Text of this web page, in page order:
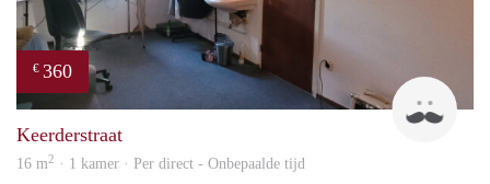
€ 360
Keerderstraat
16 m2 · 1 kamer · Per direct - Onbepaalde tijd